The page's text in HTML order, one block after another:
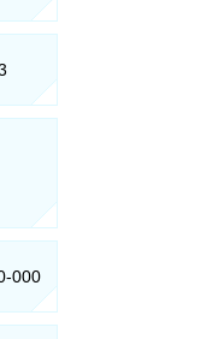
000